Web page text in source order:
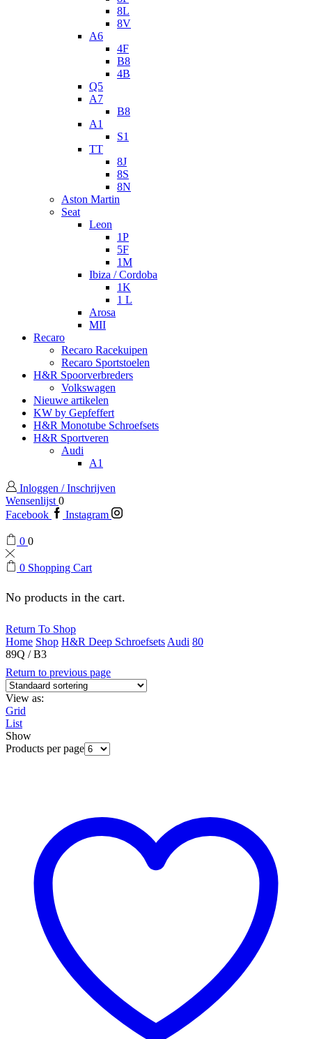
8L
8V
A6
4F
B8
4B
Q5
A7
B8
A1
S1
TT
8J
8S
8N
Aston Martin
Seat
Leon
1P
5F
1M
Ibiza / Cordoba
1K
1 L
Arosa
MII
Recaro
Recaro Racekuipen
Recaro Sportstoelen
H&R Spoorverbreders
Volkswagen
Nieuwe artikelen
KW by Gepfeffert
H&R Monotube Schroefsets
H&R Sportveren
Audi
A1
Inloggen / Inschrijven
Wensenlijst 0
Facebook
Instagram
0 0
0 Shopping Cart
No products in the cart.
Return To Shop
Home Shop H&R Deep SchroefsetsAudi 80
89Q / B3
Return to previous page
View as:
Grid
List
Show
Products per page